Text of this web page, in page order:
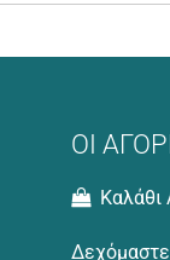
ΟΙ
Δεχόμαστε